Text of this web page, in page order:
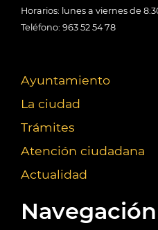
Horarios: lunes a viernes de
Teléfono: 963 52 54 78
Ayuntamiento
La ciudad
Trámites
Atención ciudadana
Actualidad